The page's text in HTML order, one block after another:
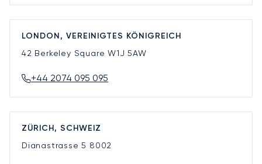
LONDON, VEREINIGTES KÖNIGREICH
42 Berkeley SquareW1J 5AW
+44 2074 095 095
ZÜRICH, SCHWEIZ
Dianastrasse 5 8002